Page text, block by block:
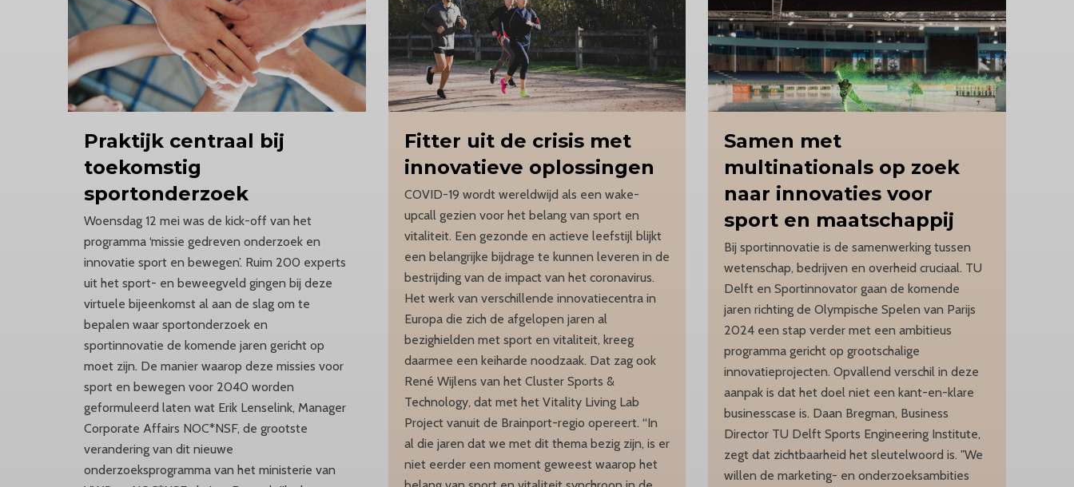
Praktijk centraal bij
toekomstig
sportonderzoek
Woensdag 12 mei was de kick-off van het
programma ‘missie gedreven onderzoek en
innovatie sport en bewegen’. Ruim 200 experts
uit het sport- en beweegveld gingen bij deze
virtuele bijeenkomst al aan de slag om te
bepalen waar sportonderzoek en
sportinnovatie de komende jaren gericht op
moet zijn. De manier waarop deze missies voor
sport en bewegen voor 2040 worden
geformuleerd laten wat Erik Lenselink, Manager
Corporate Affairs NOC*NSF, de grootste
verandering van dit nieuwe
onderzoeksprogramma van het ministerie van
Fitter uit de crisis met
innovatieve oplossingen
COVID-19 wordt wereldwijd als een wake-
upcall gezien voor het belang van sport en
vitaliteit. Een gezonde en actieve leefstijl blijkt
een belangrijke bijdrage te kunnen leveren in de
bestrijding van de impact van het coronavirus.
Het werk van verschillende innovatiecentra in
Europa die zich de afgelopen jaren al
bezighielden met sport en vitaliteit, kreeg
daarmee een keiharde noodzaak. Dat zag ook
René Wijlens van het Cluster Sports &
Technology, dat met het Vitality Living Lab
Project vanuit de Brainport-regio opereert. “In
al die jaren dat we met dit thema bezig zijn, is er
niet eerder een moment geweest waarop het
Samen met
multinationals op zoek
naar innovaties voor
sport en maatschappij
Bij sportinnovatie is de samenwerking tussen
wetenschap, bedrijven en overheid cruciaal. TU
Delft en Sportinnovator gaan de komende
jaren richting de Olympische Spelen van Parijs
2024 een stap verder met een ambitieus
programma gericht op grootschalige
innovatieprojecten. Opvallend verschil in deze
aanpak is dat het doel niet een kant-en-klare
businesscase is. Daan Bregman, Business
Director TU Delft Sports Engineering Institute,
zegt dat zichtbaarheid het sleutelwoord is. "We
willen de marketing- en onderzoeksambities